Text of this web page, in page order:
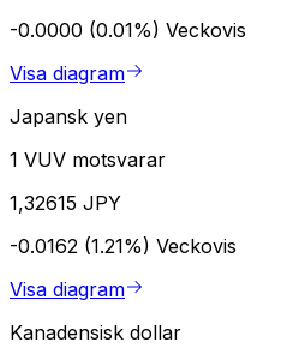
-0.0000 (0.01%) Veckovis
Visa diagram
Japansk yen
1 VUV motsvarar
1,32615 JPY
-0.0162 (1.21%) Veckovis
Visa diagram
Kanadensisk dollar